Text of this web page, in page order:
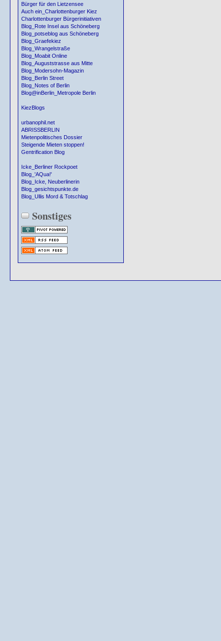
Bürger für den Lietzensee
Auch ein_Charlottenburger Kiez
Charlottenburger Bürgerinitiativen
Blog_Rote Insel aus Schöneberg
Blog_potseblog aus Schöneberg
Blog_Graefekiez
Blog_Wrangelstraße
Blog_Moabit Online
Blog_Auguststrasse aus Mitte
Blog_Modersohn-Magazin
Blog_Berlin Street
Blog_Notes of Berlin
Blog@inBerlin_Metropole Berlin
KiezBlogs
urbanophil.net
ABRISSBERLIN
Mietenpolitisches Dossier
Steigende Mieten stoppen!
Gentrification Blog
Icke_Berliner Rockpoet
Blog_'AQua!'
Blog_Icke, Neuberlinerin
Blog_gesichtspunkte.de
Blog_Ullis Mord & Totschlag
Sonstiges